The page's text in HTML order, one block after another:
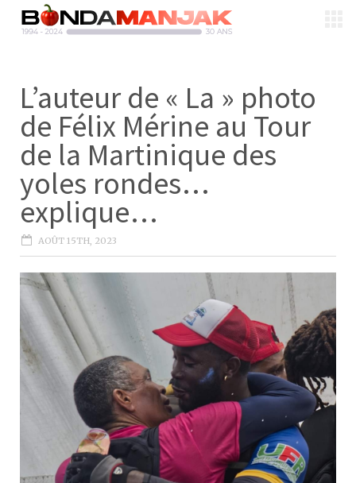
L’auteur de « La » photo
de Félix Mérine au Tour
de la Martinique des
yoles rondes…
explique…
AOÛT 15TH, 2023